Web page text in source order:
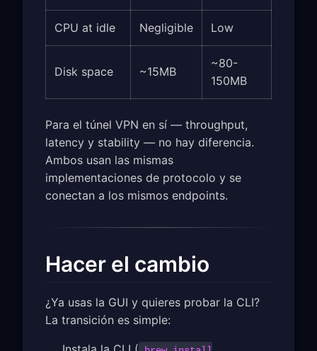
CPU at idle Negligible Low
Disk space ~15MB
~80-
150MB
Para el túnel VPN en sí — throughput,
latency y stability — no hay diferencia.
Ambos usan las mismas
implementaciones de protocolo y se
conectan a los mismos endpoints.
Hacer el cambio
¿Ya usas la GUI y quieres probar la CLI?
La transición es simple: